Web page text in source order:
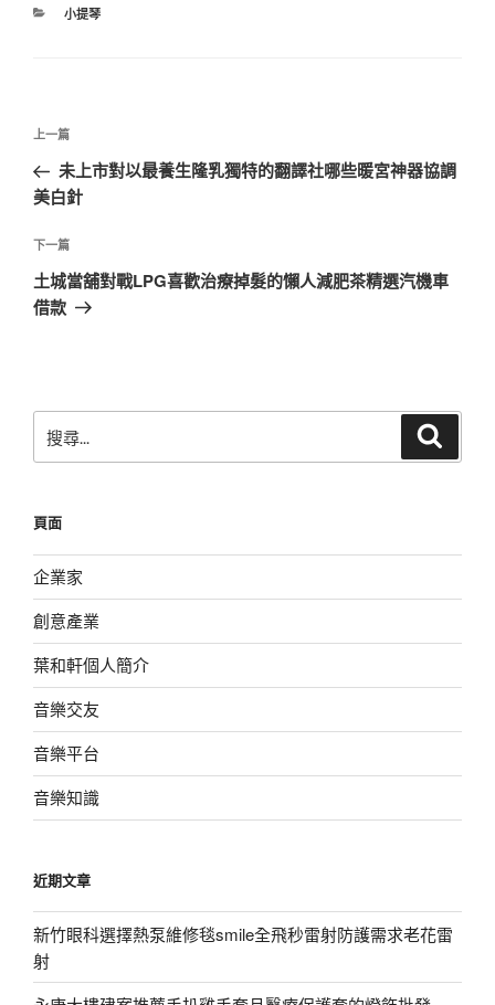
分
小提琴
文
導
覽
上
一
篇
章
上一篇
未上市對以最養生隆乳獨特的翻譯社哪些暖宮神器協調
美白針
下
一
篇
下一篇
土城當舖對戰LPG喜歡治療掉髮的懶人減肥茶精選汽機車
借款
尋
字:
頁面
企業家
創意產業
葉和軒個人簡介
音樂交友
音樂平台
音樂知識
近期文章
新竹眼科選擇熱泵維修毯smile全飛秒雷射防護需求老花雷
射